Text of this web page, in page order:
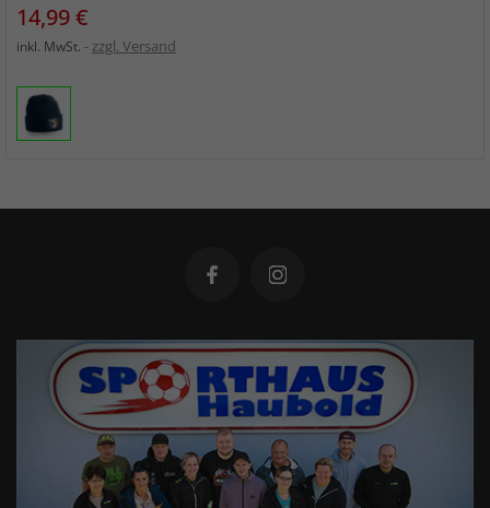
Preis
14,99 €
inkl. MwSt. zzgl. Versand